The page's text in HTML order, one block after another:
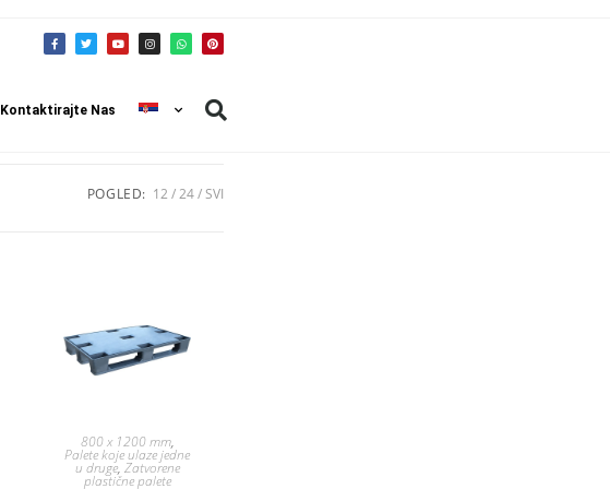
Kontaktirajte Nas
POGLED: 12 24 SVI
800 x 1200 mm,
Palete koje ulaze jedne
u druge, Zatvorene
plastične palete